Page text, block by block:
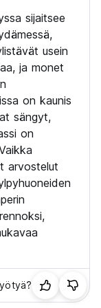
from original
sijaitsee
usein
ja monet
on kaunis
sängyt,
on
arvostelut